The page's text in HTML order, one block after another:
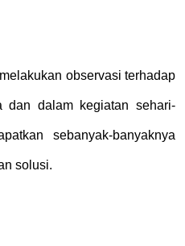
observasi terhadap
dan dalam kegiatan sehari-
sebanyak-banyaknya
solusi.